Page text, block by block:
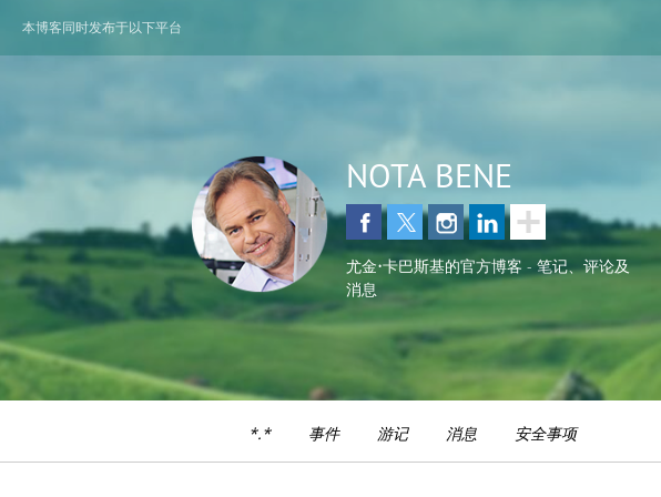
本博客同时发布于以下平台
NOTA BENE
尤金•卡巴斯基的官方博客 - 笔记、评论及
消息
*.* 事件 游记 消息 安全事项